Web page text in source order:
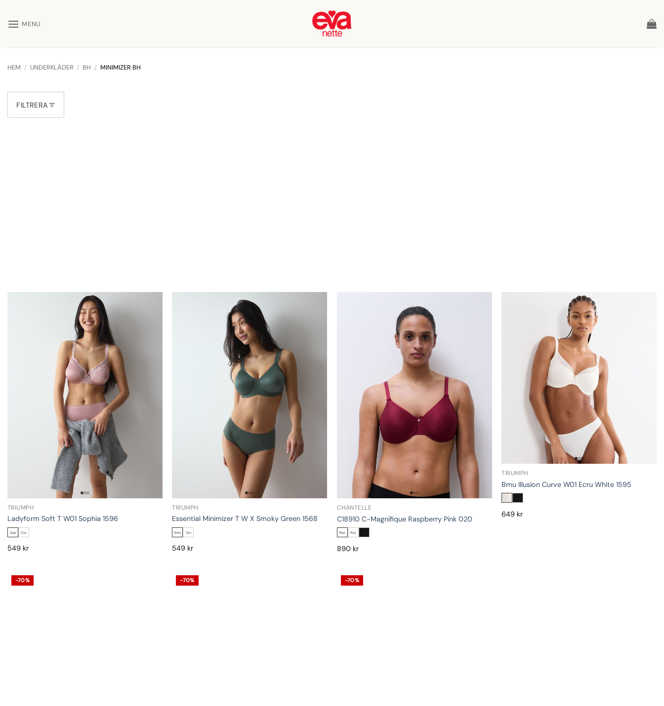
content
MENU
HEM / UNDERKLÄDER / BH / MINIMIZER BH
FILTRERA
TRIUMPH
Ladyform Soft T W01 Sophia 1596
Sop Cie
549 kr
TRIUMPH
Essential Minimizer T W X Smoky Green 1568
Smo Ten
549 kr
CHANTELLE
C18910 C-Magnifique Raspberry Pink 020
Ras Ros
890 kr
TRIUMPH
Bmu Illusion Curve W01 Ecru White 1595
649 kr
-70% -70% -70%